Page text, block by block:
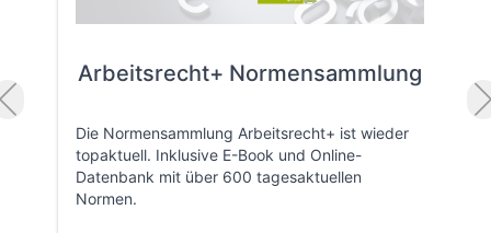
Arbeitsrecht+ Normensammlung
Die Normensammlung Arbeitsrecht+ ist wieder
topaktuell. Inklusive E-Book und Online-
Datenbank mit über 600 tagesaktuellen
Normen.